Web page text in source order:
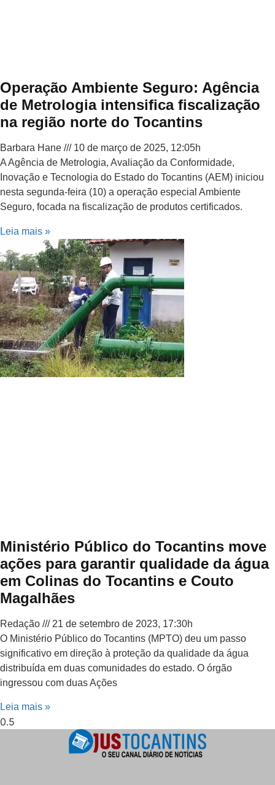
Operação Ambiente Seguro: Agência
de Metrologia intensifica fiscalização
na região norte do Tocantins
Barbara Hane
10 de março de 2025, 12:05h
A Agência de Metrologia, Avaliação da Conformidade,
Inovação e Tecnologia do Estado do Tocantins (AEM) iniciou
nesta segunda-feira (10) a operação especial Ambiente
Seguro, focada na fiscalização de produtos certificados.
Leia mais »
Ministério Público do Tocantins move
ações para garantir qualidade da água
em Colinas do Tocantins e Couto
Magalhães
Redação
21 de setembro de 2023, 17:30h
O Ministério Público do Tocantins (MPTO) deu um passo
significativo em direção à proteção da qualidade da água
distribuída em duas comunidades do estado. O órgão
ingressou com duas Ações
Leia mais »